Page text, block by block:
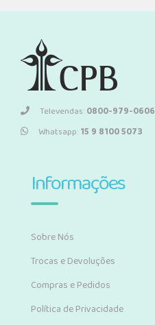
Televendas:0800-979-0606
Whatsapp:15 9 8100 5073
Informações
Sobre Nós
Trocas e Devoluções
Compras e Pedidos
Política de Privacidade